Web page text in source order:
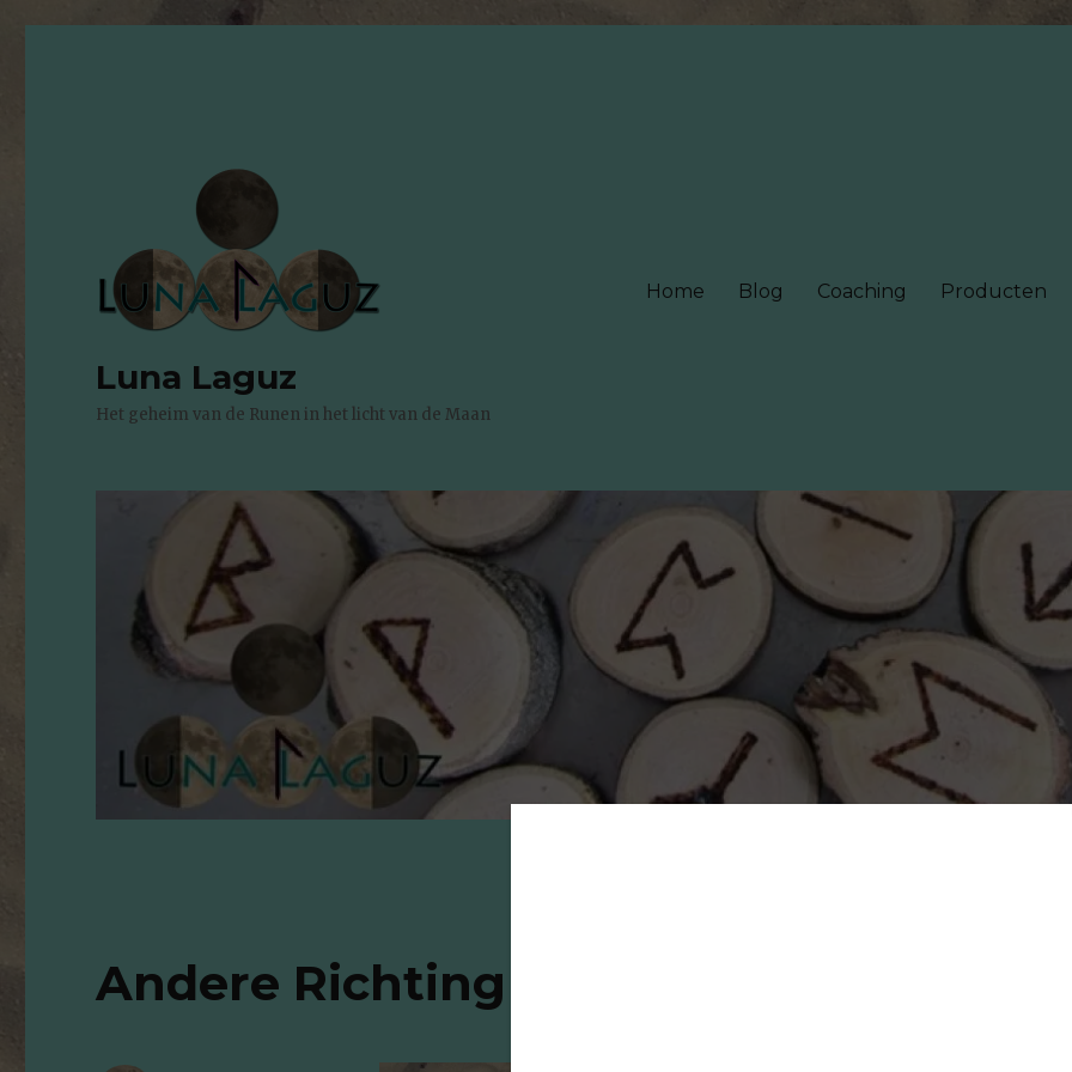
Luna Laguz
Het geheim van de Runen in het licht van de Maan
Home Blog Coaching Producten
Andere Richting